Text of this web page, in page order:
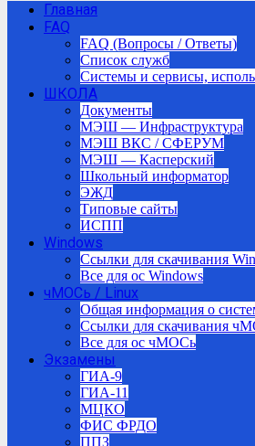
Главная
FAQ
FAQ (Вопросы / Ответы)
Список служб
Системы и сервисы,
ШКОЛА
Документы
МЭШ — Инфраструктура
МЭШ ВКС / СФЕРУМ
МЭШ — Касперский
Школьный информатор
ЭЖД
Типовые сайты
ИСПП
Windows
Ссылки для скачивания
Все для ос Windows
чМОСь / Linux
Общая информация о
Ссылки для скачивания
Все для ос чМОСь
Экзамены
ГИА-9
ГИА-11
МЦКО
ФИС ФРДО
ППЗ